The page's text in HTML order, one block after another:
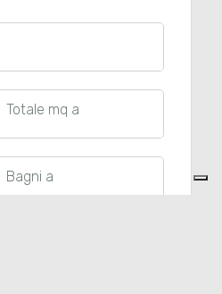
Totale mq a
Bagni a